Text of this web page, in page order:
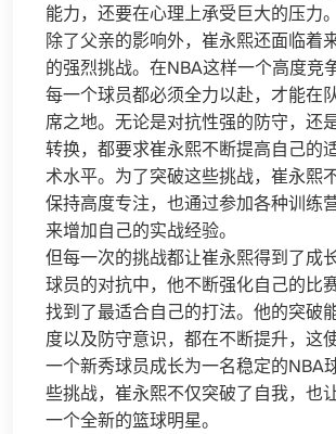
能力，还要在心理上承受巨大的压力。
除了父亲的影响外，崔永熙还面临着
的强烈挑战。在NBA这样一个高度竞
每一个球员都必须全力以赴，才能在
席之地。无论是对抗性强的防守，还
转换，都要求崔永熙不断提高自己的
术水平。为了突破这些挑战，崔永熙
保持高度专注，也通过参加各种训练
来增加自己的实战经验。
但每一次的挑战都让崔永熙得到了成
球员的对抗中，他不断强化自己的比
找到了最适合自己的打法。他的突破
度以及防守意识，都在不断提升，这
一个新秀球员成长为一名稳定的NBA
些挑战，崔永熙不仅突破了自我，也
一个全新的篮球明星。